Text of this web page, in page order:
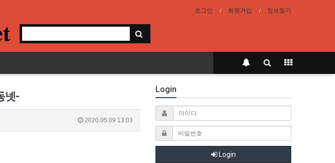
로그인 회원가입 정보찾기
넷-
2020.05.09 13:03
Login
Login